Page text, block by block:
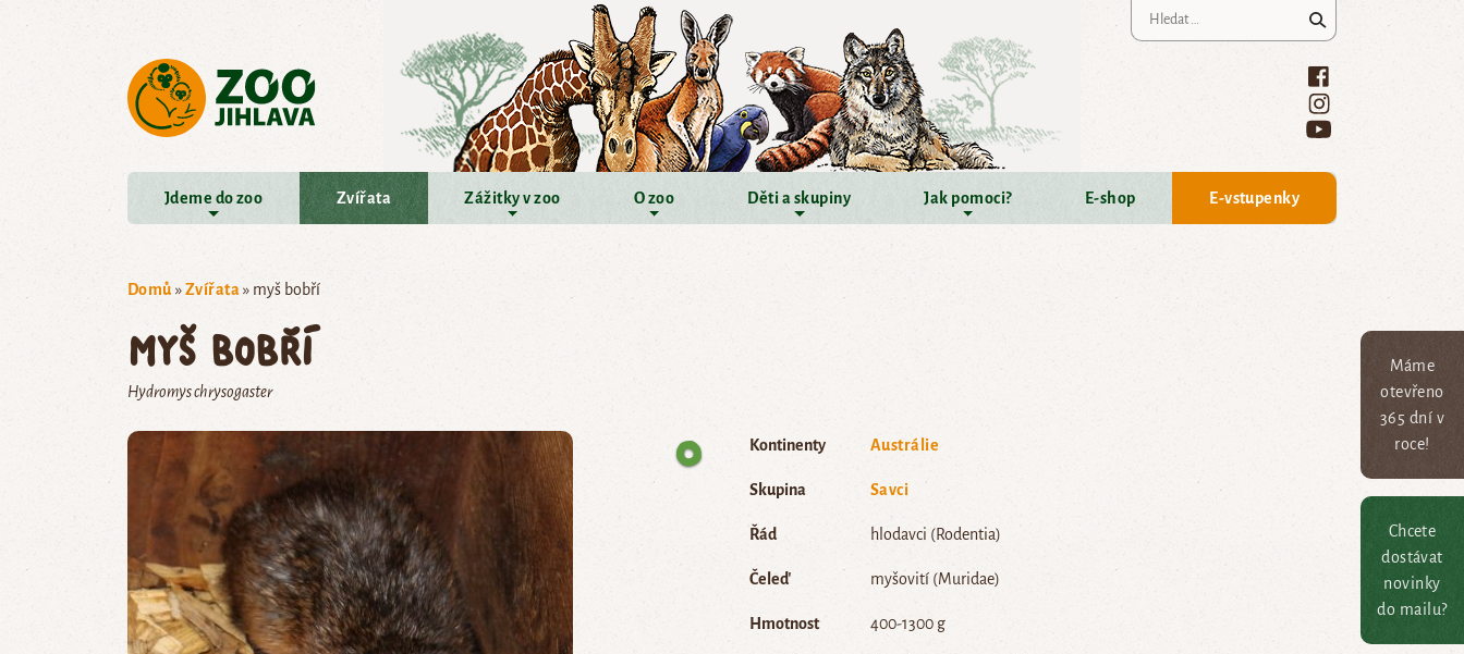
Máme
otevřeno
365 dní v
roce!
Chcete
dostávat
novinky
do mailu?
Jdeme do zoo Zvířata Zážitky v zoo O zoo Děti a skupiny Jak pomoci? E-shop E-vstupenky
Domů »Zvířata» myš bobří
myš bobří
Hydromys chrysogaster
Kontinenty Austrálie
Skupina Savci
Řád hlodavci (Rodentia)
Čeleď myšovití (Muridae)
Hmotnost 400-1300 g